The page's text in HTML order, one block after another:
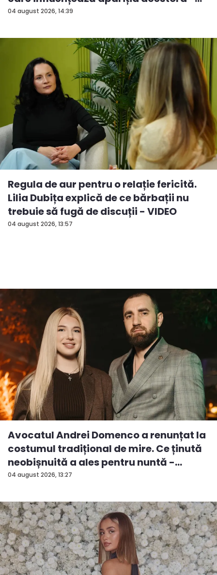
04 august 2026, 14:39
V...
04 august 2026, 13:57
Regula de aur pentru o relație fericită.
Lilia Dubița explică de ce bărbații nu
trebuie să fugă de discuții - VIDEO
04 august 2026, 13:27
Avocatul Andrei Domenco a renunțat la
costumul tradițional de mire. Ce ținută
neobișnuită a ales pentru nuntă -
FOTO...